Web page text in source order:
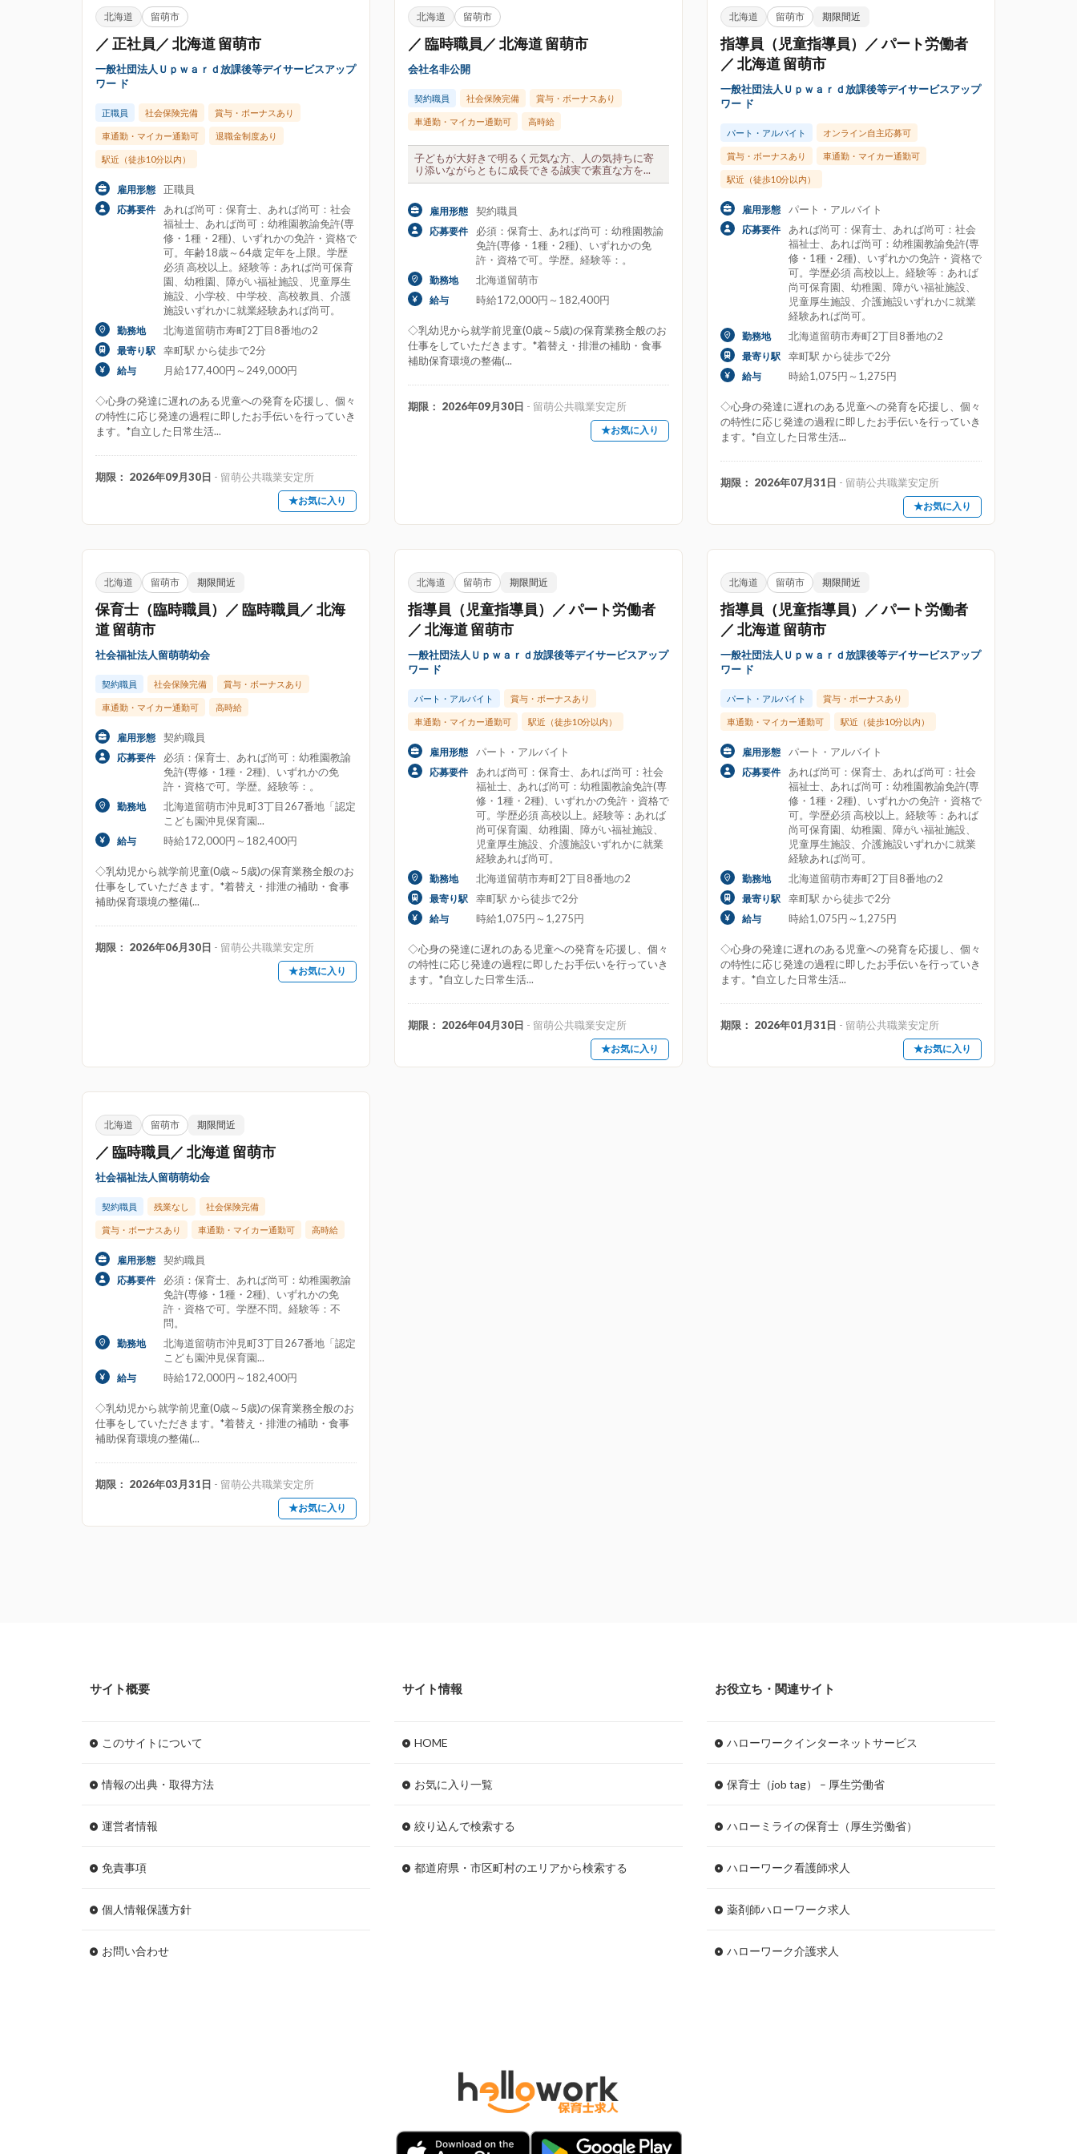
正職員
パート・アルバイト 派遣パート 会計年度任用職員 準社員
産休・育休代替職員 その他・正社員以外
40歳代歓迎
50歳代歓迎 60歳以上・シニア歓迎 UIJターン歓迎
扶養内勤務歓迎 支度金制度あり 既卒歓迎 未経験可・初心者歓迎 正職員登用あり 第二新卒歓迎
勤務・休日
スキマ時間勤務 午前のみ勤務 午後のみ勤務 単発 土日休み 土日祝休み 土曜のみ
夕方から・夕方のみ勤務可 夜間保育あり 年間休日110日以上 年間休日120日以上 年間休日130日以上
時差出勤あり 短時間勤務可 週1日からOK 週2日からOK 週3日からOK 週休3日制
園の特徴
NPO法人運営
のびのび保育 モンテッソーリ教育 リトミック教育 レッジョ・エミリア教育
乳児保育（産休明保育）あり 公立保育園 大規模保育園
小規模保育園 株式会社等運営 社会福祉法人運営 縦割り保育 自治体運営 自然保育（森のようちえん） 自由保育
施設・サービス形態
インターナショナル・プリスクール 一時預かり保育
病院内保育 認可外保育所 認定こども園 障がい児・障がい者施設
こだわり
オンライン自主応募可
オープニング・新規オープン ネイルOK ピアノ不問・苦手OK プライベート充実 上京支援・サポートあり
住宅手当あり 在宅ワーク・在宅勤務可 寮・社宅あり 残業ほぼなし
男性保育士活躍・歓迎 社会保険完備 職員給食あり 英語が使える・活かせる職場 見学OK 託児所あり
資格取得支援制度・キャリアアップ充実 賞与・ボーナスあり 退職金制度あり
駅近（徒歩10分以内） 高収入・高給料 高時給
年収・給与
年収300万円以上
年収400万円以上 年収600万円以上 年収700万円以上 給料25万円以上 給料30万円以上
給料35万円以上 給料40万円以上 給料50万円以上
時給
時給1200円以上
時給1300円以上 時給1400円以上 時給1500円以上 時給1700円以上 時給1800円以上
時給1900円以上 時給2000円以上 時給2500円以上 時給3000円以上
児童発達支援管理責任者 公務員 国家戦略特別区域限定保育士 園長・園長候補 子育て支援員
北海道 留萌市
／ 正社員／ 北海道 留萌市
一般社団法人Ｕｐｗａｒｄ放課後等デイサービスアップ
ワー ド
正職員 社会保険完備 賞与・ボーナスあり
車通勤・マイカー通勤可 退職金制度あり
駅近（徒歩10分以内）
雇用形態 正職員
応募要件
あれば尚可：保育士、あれば尚可：社会
福祉士、あれば尚可：幼稚園教諭免許(専
修・1種・2種)、いずれかの免許・資格で
可。年齢18歳～64歳 定年を上限。学歴
必須 高校以上。経験等：あれば尚可保育
園、幼稚園、障がい福祉施設、児童厚生
施設、小学校、中学校、高校教員、介護
施設いずれかに就業経験あれば尚可。
勤務地 北海道留萌市寿町2丁目8番地の2
最寄り駅 幸町駅 から徒歩で2分
給与 月給177,400円～249,000円
◇心身の発達に遅れのある児童への発育を応援し、個々
の特性に応じ発達の過程に即したお手伝いを行っていき
ます。*自立した日常生活...
期限： 2026年09月30日 - 留萌公共職業安定所
★お気に入り
北海道 留萌市
／ 臨時職員／ 北海道 留萌市
会社名非公開
契約職員 社会保険完備 賞与・ボーナスあり
車通勤・マイカー通勤可 高時給
子どもが大好きで明るく元気な方、人の気持ちに寄
り添いながらともに成長できる誠実で素直な方を...
雇用形態 契約職員
応募要件
必須：保育士、あれば尚可：幼稚園教諭
免許(専修・1種・2種)、いずれかの免
許・資格で可。学歴。経験等：。
勤務地 北海道留萌市
給与 時給172,000円～182,400円
◇乳幼児から就学前児童(0歳～5歳)の保育業務全般のお
仕事をしていただきます。*着替え・排泄の補助・食事
補助保育環境の整備(...
期限： 2026年09月30日 - 留萌公共職業安定所
★お気に入り
北海道 留萌市 期限間近
指導員（児童指導員）／ パート労働者
／ 北海道 留萌市
一般社団法人Ｕｐｗａｒｄ放課後等デイサービスアップ
ワー ド
パート・アルバイト オンライン自主応募可
賞与・ボーナスあり 車通勤・マイカー通勤可
駅近（徒歩10分以内）
雇用形態 パート・アルバイト
応募要件
あれば尚可：保育士、あれば尚可：社会
福祉士、あれば尚可：幼稚園教諭免許(専
修・1種・2種)、いずれかの免許・資格で
可。学歴必須 高校以上。経験等：あれば
尚可保育園、幼稚園、障がい福祉施設、
児童厚生施設、介護施設いずれかに就業
経験あれば尚可。
勤務地 北海道留萌市寿町2丁目8番地の2
最寄り駅 幸町駅 から徒歩で2分
給与 時給1,075円～1,275円
◇心身の発達に遅れのある児童への発育を応援し、個々
の特性に応じ発達の過程に即したお手伝いを行っていき
ます。*自立した日常生活...
期限： 2026年07月31日 - 留萌公共職業安定所
★お気に入り
北海道 留萌市 期限間近
保育士（臨時職員）／ 臨時職員／ 北海
道 留萌市
社会福祉法人留萌萌幼会
契約職員 社会保険完備 賞与・ボーナスあり
車通勤・マイカー通勤可 高時給
雇用形態 契約職員
応募要件
必須：保育士、あれば尚可：幼稚園教諭
免許(専修・1種・2種)、いずれかの免
許・資格で可。学歴。経験等：。
勤務地
北海道留萌市沖見町3丁目267番地「認定
こども園沖見保育園...
給与 時給172,000円～182,400円
◇乳幼児から就学前児童(0歳～5歳)の保育業務全般のお
仕事をしていただきます。*着替え・排泄の補助・食事
補助保育環境の整備(...
期限： 2026年06月30日 - 留萌公共職業安定所
★お気に入り
北海道 留萌市 期限間近
指導員（児童指導員）／ パート労働者
／ 北海道 留萌市
一般社団法人Ｕｐｗａｒｄ放課後等デイサービスアップ
ワー ド
パート・アルバイト 賞与・ボーナスあり
車通勤・マイカー通勤可 駅近（徒歩10分以内）
雇用形態 パート・アルバイト
応募要件
あれば尚可：保育士、あれば尚可：社会
福祉士、あれば尚可：幼稚園教諭免許(専
修・1種・2種)、いずれかの免許・資格で
可。学歴必須 高校以上。経験等：あれば
尚可保育園、幼稚園、障がい福祉施設、
児童厚生施設、介護施設いずれかに就業
経験あれば尚可。
勤務地 北海道留萌市寿町2丁目8番地の2
最寄り駅 幸町駅 から徒歩で2分
給与 時給1,075円～1,275円
◇心身の発達に遅れのある児童への発育を応援し、個々
の特性に応じ発達の過程に即したお手伝いを行っていき
ます。*自立した日常生活...
期限： 2026年04月30日 - 留萌公共職業安定所
★お気に入り
北海道 留萌市 期限間近
指導員（児童指導員）／ パート労働者
／ 北海道 留萌市
一般社団法人Ｕｐｗａｒｄ放課後等デイサービスアップ
ワー ド
パート・アルバイト 賞与・ボーナスあり
車通勤・マイカー通勤可 駅近（徒歩10分以内）
雇用形態 パート・アルバイト
応募要件
あれば尚可：保育士、あれば尚可：社会
福祉士、あれば尚可：幼稚園教諭免許(専
修・1種・2種)、いずれかの免許・資格で
可。学歴必須 高校以上。経験等：あれば
尚可保育園、幼稚園、障がい福祉施設、
児童厚生施設、介護施設いずれかに就業
経験あれば尚可。
勤務地 北海道留萌市寿町2丁目8番地の2
最寄り駅 幸町駅 から徒歩で2分
給与 時給1,075円～1,275円
◇心身の発達に遅れのある児童への発育を応援し、個々
の特性に応じ発達の過程に即したお手伝いを行っていき
ます。*自立した日常生活...
期限： 2026年01月31日 - 留萌公共職業安定所
★お気に入り
北海道 留萌市 期限間近
／ 臨時職員／ 北海道 留萌市
社会福祉法人留萌萌幼会
契約職員 残業なし 社会保険完備
賞与・ボーナスあり 車通勤・マイカー通勤可 高時給
雇用形態 契約職員
応募要件
必須：保育士、あれば尚可：幼稚園教諭
免許(専修・1種・2種)、いずれかの免
許・資格で可。学歴不問。経験等：不
問。
勤務地
北海道留萌市沖見町3丁目267番地「認定
こども園沖見保育園...
給与 時給172,000円～182,400円
◇乳幼児から就学前児童(0歳～5歳)の保育業務全般のお
仕事をしていただきます。*着替え・排泄の補助・食事
補助保育環境の整備(...
期限： 2026年03月31日 - 留萌公共職業安定所
★お気に入り
サイト概要
このサイトについて
情報の出典・取得方法
運営者情報
免責事項
個人情報保護方針
お問い合わせ
サイト情報
HOME
お気に入り一覧
絞り込んで検索する
都道府県・市区町村のエリアから検索する
お役立ち・関連サイト
ハローワークインターネットサービス
保育士（job tag） – 厚生労働省
ハローミライの保育士（厚生労働省）
ハローワーク看護師求人
薬剤師ハローワーク求人
ハローワーク介護求人